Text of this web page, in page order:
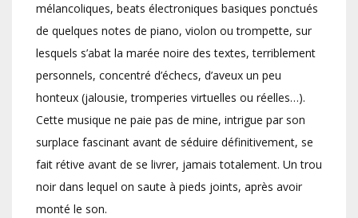
mélancoliques, beats électroniques basiques ponctués
de quelques notes de piano, violon ou trompette, sur
lesquels s’abat la marée noire des textes, terriblement
personnels, concentré d’échecs, d’aveux un peu
honteux (jalousie, tromperies virtuelles ou réelles…).
Cette musique ne paie pas de mine, intrigue par son
surplace fascinant avant de séduire définitivement, se
fait rétive avant de se livrer, jamais totalement. Un trou
noir dans lequel on saute à pieds joints, après avoir
monté le son.